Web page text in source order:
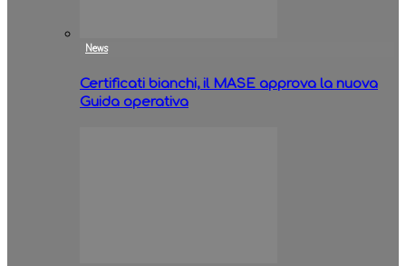
News
Certificati bianchi, il MASE approva la nuova
Guida operativa